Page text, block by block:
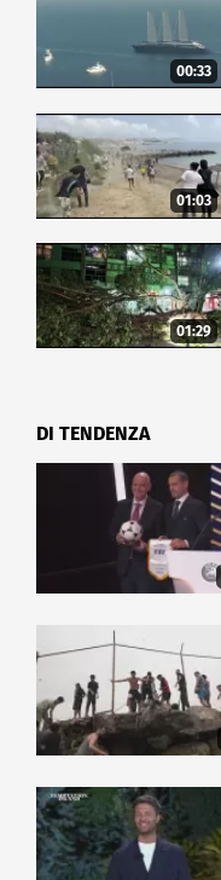
00:33
01:03
01:29
DI TENDENZA